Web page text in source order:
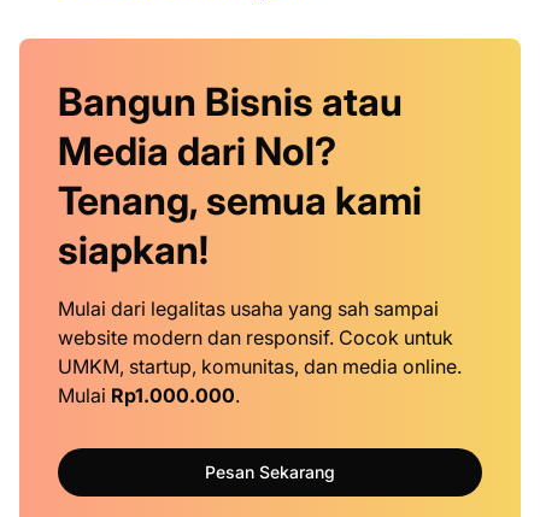
Bangun Bisnis atau
Media dari Nol?
Tenang, semua kami
siapkan!
Mulai dari legalitas usaha yang sah sampai
website modern dan responsif. Cocok untuk
UMKM, startup, komunitas, dan media online.
Mulai Rp1.000.000.
Pesan Sekarang